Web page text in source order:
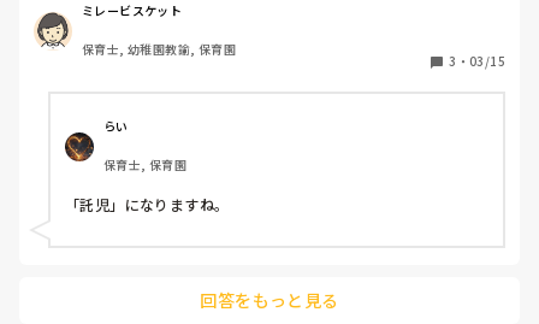
そういった所はなんと調べたら見つかりやすいですか？
院内保育だと、毎日同じ子が来て、書類とかもちゃんと書い
てって感じだと思うのですが、一時預かりみたいな場所で楽
ミレービスケット
保育士, 幼稚園教諭, 保育園
3 ・ 03/15
らい
保育士, 保育園
「託児」になりますね。
回答をもっと見る